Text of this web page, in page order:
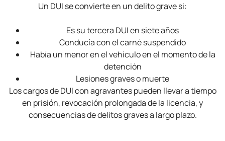
Un DUI se convierte en un delito grave si:
Es su tercera DUI en siete años
Conducía con el carné suspendido
Había un menor en el vehículo en el momento de la
detención
Lesiones graves o muerte
Los cargos de DUI con agravantes pueden llevar a tiempo
en prisión, revocación prolongada de la licencia, y
consecuencias de delitos graves a largo plazo.